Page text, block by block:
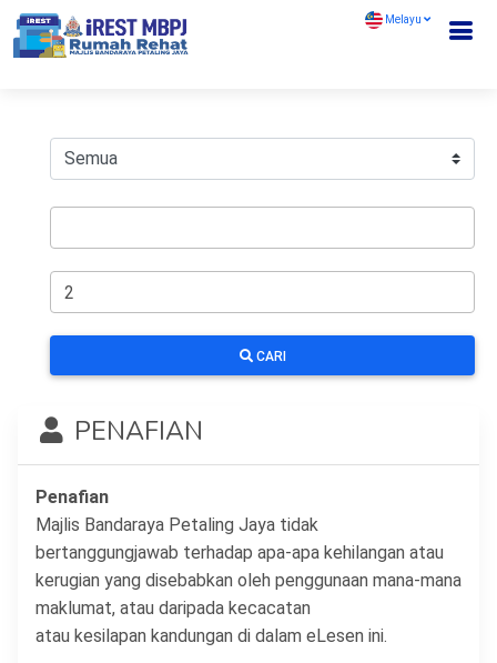
Melayu
CARI
PENAFIAN
Penafian
Majlis Bandaraya Petaling Jaya tidak
bertanggungjawab terhadap apa-apa kehilangan atau
kerugian yang disebabkan oleh penggunaan mana-mana
maklumat, atau daripada kecacatan
atau kesilapan kandungan di dalam eLesen ini.